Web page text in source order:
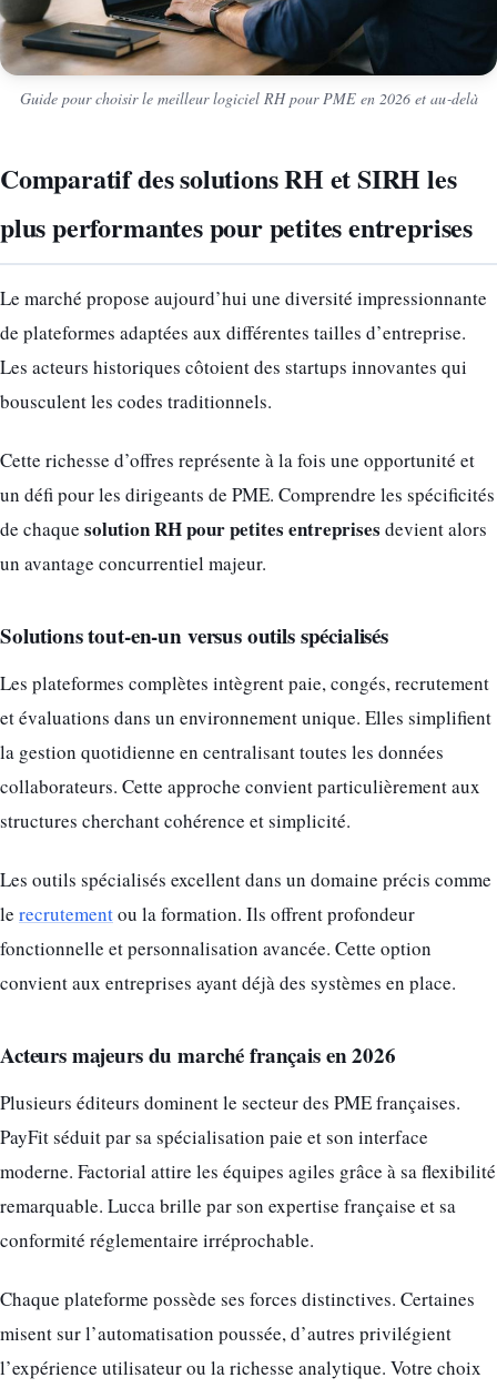
Guide pour choisir le meilleur logiciel RH pour PME en 2026 et au‑delà
Comparatif des solutions RH et SIRH les
plus performantes pour petites entreprises
Le marché propose aujourd’hui une diversité impressionnante
de plateformes adaptées aux différentes tailles d’entreprise.
Les acteurs historiques côtoient des startups innovantes qui
bousculent les codes traditionnels.
Cette richesse d’offres représente à la fois une opportunité et
un défi pour les dirigeants de PME. Comprendre les spécificités
de chaque solution RH pour petites entreprises devient alors
un avantage concurrentiel majeur.
Solutions tout-en-un versus outils spécialisés
Les plateformes complètes intègrent paie, congés, recrutement
et évaluations dans un environnement unique. Elles simplifient
la gestion quotidienne en centralisant toutes les données
collaborateurs. Cette approche convient particulièrement aux
structures cherchant cohérence et simplicité.
Les outils spécialisés excellent dans un domaine précis comme
le recrutementou la formation. Ils offrent profondeur
fonctionnelle et personnalisation avancée. Cette option
convient aux entreprises ayant déjà des systèmes en place.
Acteurs majeurs du marché français en 2026
Plusieurs éditeurs dominent le secteur des PME françaises.
PayFit séduit par sa spécialisation paie et son interface
moderne. Factorial attire les équipes agiles grâce à sa flexibilité
remarquable. Lucca brille par son expertise française et sa
conformité réglementaire irréprochable.
Chaque plateforme possède ses forces distinctives. Certaines
misent sur l’automatisation poussée, d’autres privilégient
l’expérience utilisateur ou la richesse analytique. Votre choix